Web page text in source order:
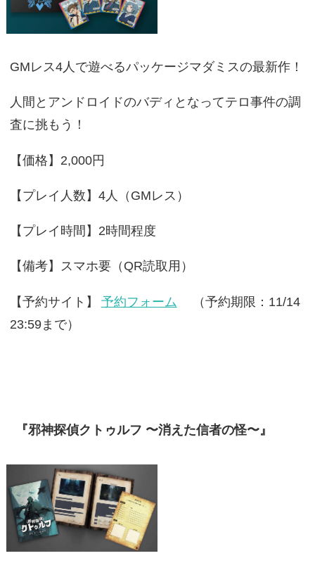
GMレス4人で遊べるパッケージマダミスの最新作！
人間とアンドロイドのバディとなってテロ事件の調
査に挑もう！
【価格】2,000円
【プレイ人数】4人（GMレス）
【プレイ時間】2時間程度
【備考】スマホ要（QR読取用）
【予約サイト】 予約フォーム
（予約期限：11/14
23:59まで）
『邪神探偵クトゥルフ 〜消えた信者の怪〜』